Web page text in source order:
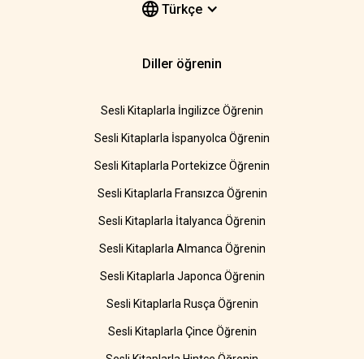
Türkçe
Diller öğrenin
Sesli Kitaplarla İngilizce Öğrenin
Sesli Kitaplarla İspanyolca Öğrenin
Sesli Kitaplarla Portekizce Öğrenin
Sesli Kitaplarla Fransızca Öğrenin
Sesli Kitaplarla İtalyanca Öğrenin
Sesli Kitaplarla Almanca Öğrenin
Sesli Kitaplarla Japonca Öğrenin
Sesli Kitaplarla Rusça Öğrenin
Sesli Kitaplarla Çince Öğrenin